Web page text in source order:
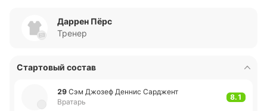
Даррен Пёрс
Тренер
Стартовый состав
29 Сэм Джозеф Деннис Са­рджент
Вратарь
8.1